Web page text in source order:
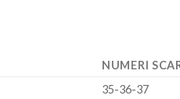
NUMERI
35-36-37